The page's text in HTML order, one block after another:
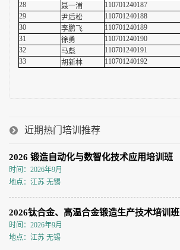
28
聂一浦
110701240187
29
尹后松
110701240188
30
李鹏飞
110701240189
31
徐勇
110701240190
32
马彪
110701240191
33
胡新林 110701240192
近期热门培训推荐
2026 锻造自动化与数智化技术应用培训班
时间：2026年9月
地点：江苏 无锡
2026钛合金、高温合金锻造生产技术培训班
时间：2026年9月
地点：江苏 无锡